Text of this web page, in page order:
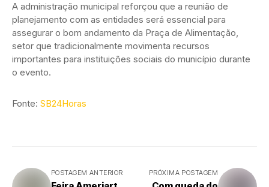
A administração municipal reforçou que a reunião de
planejamento com as entidades será essencial para
assegurar o bom andamento da Praça de Alimentação,
setor que tradicionalmente movimenta recursos
importantes para instituições sociais do município durante
o evento.
Fonte: SB24Horas
POSTAGEM ANTERIOR PRÓXIMA POSTAGEM